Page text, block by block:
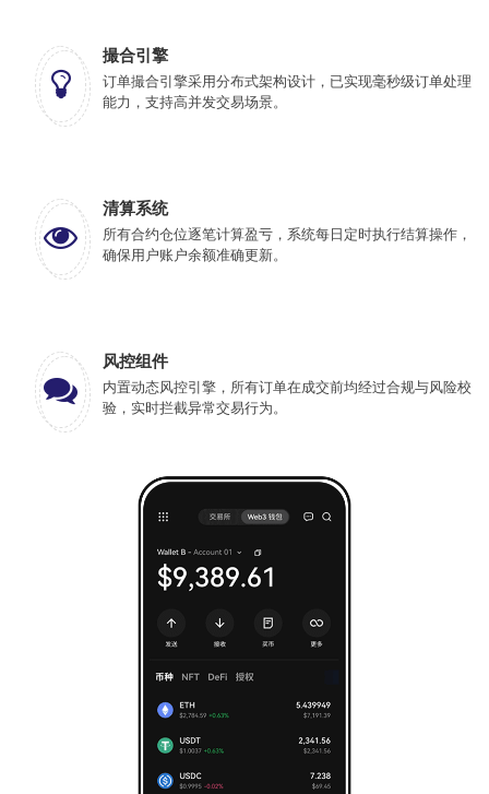
撮合引擎
订单撮合引擎采用分布式架构设计，已实现毫秒级订单处理
能力，支持高并发交易场景。
清算系统
所有合约仓位逐笔计算盈亏，系统每日定时执行结算操作，
确保用户账户余额准确更新。
风控组件
内置动态风控引擎，所有订单在成交前均经过合规与风险校
验，实时拦截异常交易行为。